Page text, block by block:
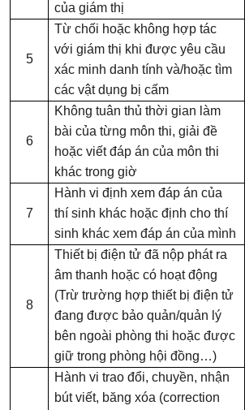
của giám thị
5
Từ chối hoặc không hợp tác
với giám thị khi được yêu cầu
xác minh danh tính và/hoặc tìm
các vật dụng bị cấm
6
Không tuân thủ thời gian làm
bài của từng môn thi, giải đề
hoặc viết đáp án của môn thi
khác trong giờ
7
Hành viđịnhxem đáp án của
thí sinh khác hoặc định cho thí
sinh khác xem đáp án của mình
8
Thiết bị điện tử đã nộp phát ra
âm thanh hoặc có hoạt động
(Trừ trường hợp thiết bị điện tử
đang được bảo quản/quản lý
bên ngoài phòng thi hoặc được
giữ trong phòng hội đồng…)
Hành vi trao đổi, chuyền, nhận
bút viết, băng xóa (correction